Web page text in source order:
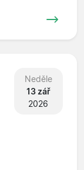
Neděle
13 zář
2026